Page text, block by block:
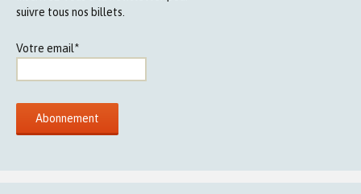
suivre tous nos billets.
Votre email*